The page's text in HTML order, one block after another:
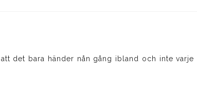
det bara händer nån gång ibland och inte varje